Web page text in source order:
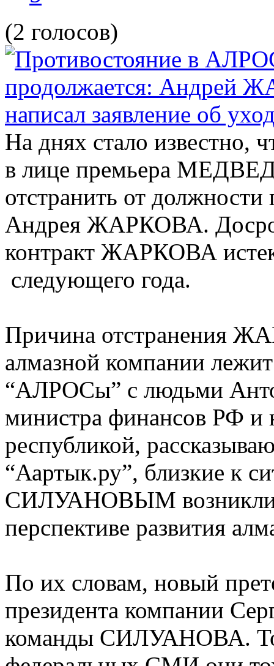
(2 голосов)
На днях стало известно,
в лице премьера
отстранить от
Андрея ЖАРКОВА.
контракт ЖАРКОВА
следующего года.
Причина отстранения
алмазной компании
“АЛРОСы” с людьми
министра финансов РФ и
республикой,
“Аартык.ру”, близкие к
СИЛУАНОВЫМ возникли
перспективе развития
По их словам, новый
президента компании
команды СИЛУАНОВА.